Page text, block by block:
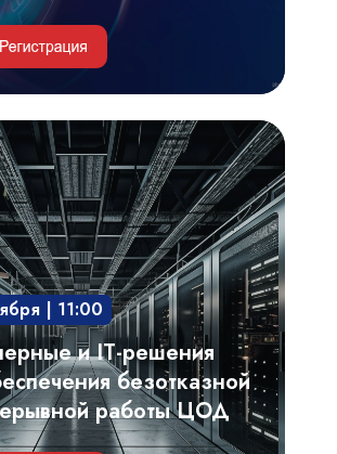
| 11:00
и IT-решения
безотказной
работы ЦОД